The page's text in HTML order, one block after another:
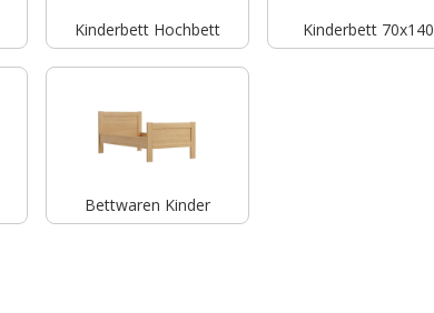
Kinderbett Hochbett Kinderbett 70x140
Bettwaren Kinder